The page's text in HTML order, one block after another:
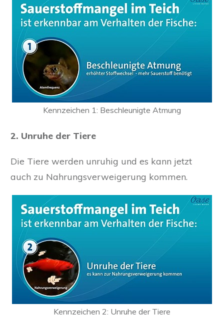
Kennzeichen 1: Beschleunigte Atmung
2. Unruhe der Tiere
Die Tiere werden unruhig und es kann jetzt
auch zu Nahrungsverweigerung kommen.
Kennzeichen 2: Unruhe der Tiere